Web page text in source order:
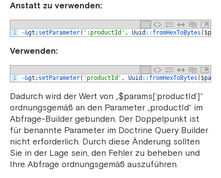
Anstatt zu verwenden:
1 -&gt ; setParameter( ':productId' , Uuid :: fromHexToBytes ( $
Verwenden:
1 -&gt ; setParameter( 'productId' , Uuid :: fromHexToBytes ( $
Dadurch wird der Wert von „$params[‘productId’]“
ordnungsgemäß an den Parameter „productId“ im
Abfrage-Builder gebunden. Der Doppelpunkt ist
für benannte Parameter im Doctrine Query Builder
nicht erforderlich. Durch diese Änderung sollten
Sie in der Lage sein, den Fehler zu beheben und
Ihre Abfrage ordnungsgemäß auszuführen.